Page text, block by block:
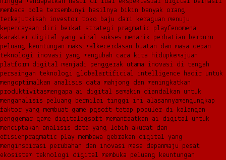
membaca pola tersembunyi hasilnya bikin banyak orang
terkejutkisah investor toko baju dari keraguan menuju
kepercayaan diri berkat strategi pragmatic playfenomena
karakter digital yang viral sukses menarik perhatian berburu
peluang keuntungan maksimalkecerdasan buatan dan masa depan
teknologi inovasi yang mengubah cara kita hidupkemajuan
platform digital menjadi penggerak utama inovasi di tengah
persaingan teknologi globalartificial intelligence hadir untuk
mengoptimalkan analisis data mahjong dan meningkatkan
produktivitasmengapa ai digital semakin diandalkan untuk
menganalisis peluang bernilai tinggi ini alasannyamengungkap
faktor yang membuat game pgsoft tetap populer di kalangan
penggemar game digitalpgsoft memanfaatkan ai digital untuk
menciptakan analisis data yang lebih akurat dan
efisienpragmatic play membawa gebrakan digital yang
menginspirasi perubahan dan inovasi masa depanmaju pesat
ekosistem teknologi digital membuka peluang keuntungan